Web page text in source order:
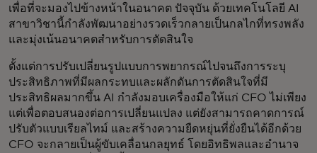
เพื่อที่จะมองไปข้างหน้าในอนาคต ปัจจุบัน ด้วยเทคโนโลยี AI
สาขาวิชานี้กำลังพัฒนาอย่างรวดเร็วกลายเป็นกลไกที่ทรงพลัง
และมุ่งเน้นอนาคตสำหรับการตัดสินใจ
ตั้งแต่การปรับเปลี่ยนรูปแบบการพยากรณ์ไปจนถึงการระบุ
ประสิทธิภาพที่มีผลกระทบและผลักดันการตัดสินใจที่มี
ประสิทธิผลมากขึ้น AI กำลังมอบเครื่องมือให้แก่ CFO ไม่เพียง
แต่เพื่อตอบสนองต่อการเปลี่ยนแปลง แต่ยังสามารถคาดการณ์
ปรับตัวแบบเรียลไทม์ และสร้างความยืดหยุ่นที่ยั่งยืนได้อีกด้วย
CFO จะกลายเป็นผู้ขับเคลื่อนกลยุทธ์ โดยอิทธิพลและอำนาจ